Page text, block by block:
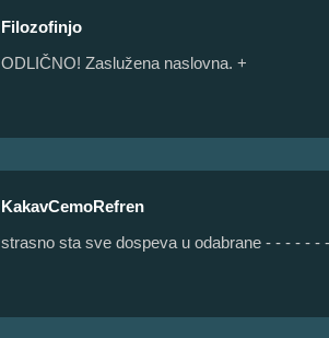
Filozofinjo
ODLIČNO! Zaslužena naslovna. +
KakavCemoRefren
strasno sta sve dospeva u odabrane - - - - - -